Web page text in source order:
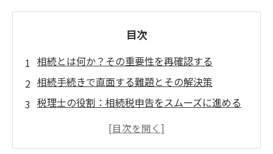
目次
相続とは何か？その重要性を再確認する
相続手続きで直面する難題とその解決策
税理士の役割：相続税申告をスムーズに進める